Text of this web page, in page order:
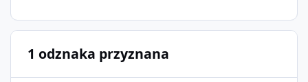
1 odznaka przyznana